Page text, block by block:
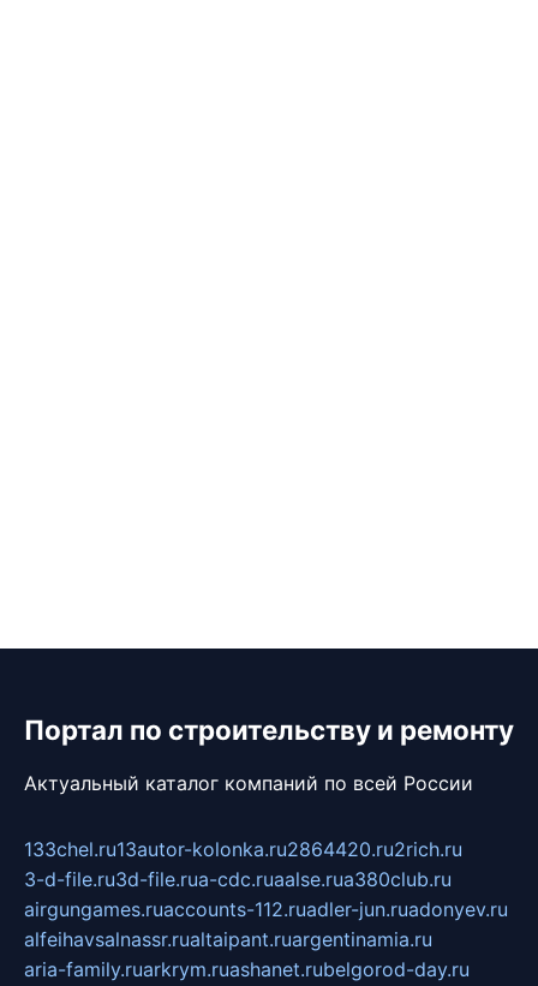
Портал по строительству и ремонту
Актуальный каталог компаний по всей России
133chel.ru13autor-kolonka.ru2864420.ru2rich.ru
3-d-file.ru3d-file.rua-cdc.ruaalse.rua380club.ru
airgungames.ruaccounts-112.ruadler-jun.ruadonyev.ru
alfeihavsalnassr.rualtaipant.ruargentinamia.ru
aria-family.ruarkrym.ruashanet.rubelgorod-day.ru